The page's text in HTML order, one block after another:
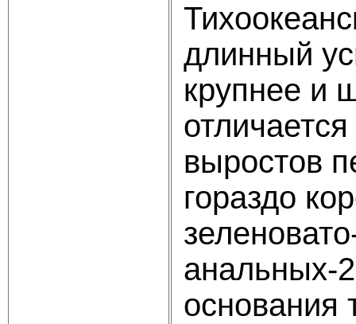
длинный
крупнее и
выростов
гораздо
анальных-
основания